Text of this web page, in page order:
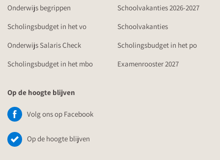
Onderwijs begrippen
Schoolvakanties 2026-2027
Scholingsbudget in het vo
Schoolvakanties
Onderwijs Salaris Check
Scholingsbudget in het po
Scholingsbudget in het mbo
Examenrooster 2027
Op de hoogte blijven
Volg ons op Facebook
Op de hoogte blijven